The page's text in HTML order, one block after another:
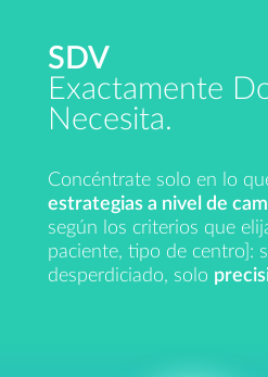
SDV
Exactamente
Necesita.
Concéntrate solo en lo
estrategias a nivel de
según los criterios que
paciente, tipo de centro]:
desperdiciado, solo